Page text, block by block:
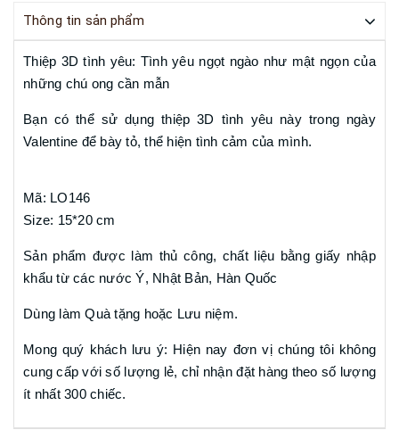
Thông tin sản phẩm
Thiệp 3D tình yêu: Tình yêu ngọt ngào như mật ngọn của
những chú ong cần mẫn
Bạn có thể sử dụng thiệp 3D tình yêu này trong ngày
Valentine để bày tỏ, thể hiện tình cảm của mình.
Mã: LO146
Size: 15*20 cm
Sản phẩm được làm thủ công, chất liệu bằng giấy nhập
khẩu từ các nước Ý, Nhật Bản, Hàn Quốc
Dùng làm Quà tặng hoặc Lưu niệm.
Mong quý khách lưu ý: Hiện nay đơn vị chúng tôi không
cung cấp với số lượng lẻ, chỉ nhận đặt hàng theo số lượng
ít nhất 300 chiếc.